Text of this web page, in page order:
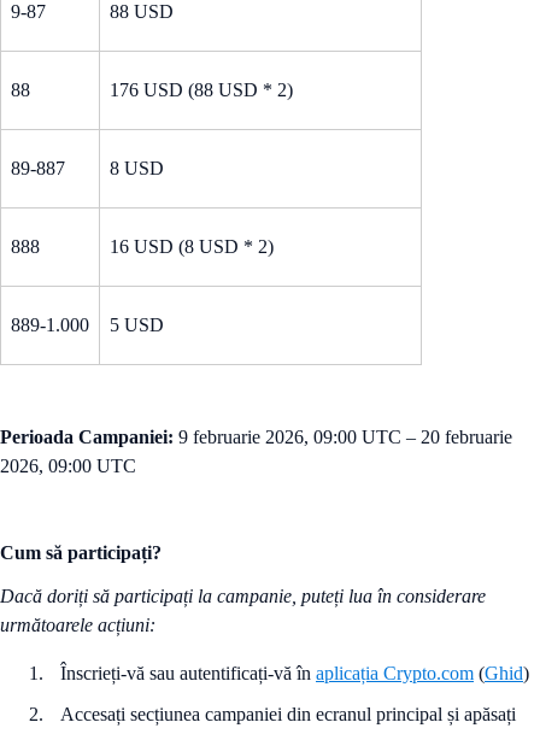
9-87 88 USD
88 176 USD (88 USD * 2)
89-887 8 USD
888 16 USD (8 USD * 2)
889-1.000 5 USD
Perioada Campaniei: 9 februarie 2026, 09:00 UTC – 20 februarie
2026, 09:00 UTC
Cum să participați?
Dacă doriți să participați la campanie, puteți lua în considerare
următoarele acțiuni:
Înscrieți-vă sau autentificați-vă în aplicația Crypto.com (Ghid)
Accesați secțiunea campaniei din ecranul principal și apăsați